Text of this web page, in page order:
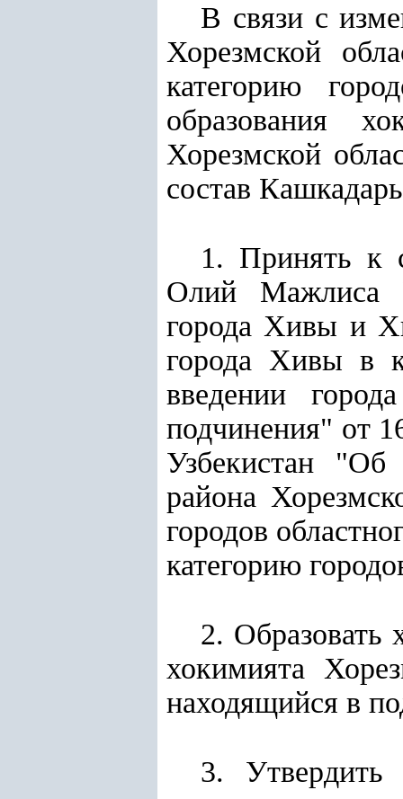
В связи с
Хорезмской
категорию
образования
Хорезмской
состав
1. Принять к
Олий Мажлиса
города Хивы и
города Хивы в
введении
подчинения" от
Узбекистан
района
городов
категорию
2. Образовать
хокимията
находящийся в
3. Утвердить